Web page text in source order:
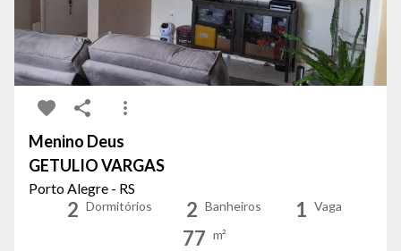
Menino Deus
GETULIO VARGAS
Porto Alegre - RS
2 Dormitórios 2 Banheiros 1 Vaga
77 m²